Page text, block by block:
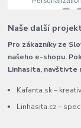
Naše další
Pro zákazníky ze
našeho e-shopu.
Linhasita,
Kafanta.sk –
Linhasita.cz –